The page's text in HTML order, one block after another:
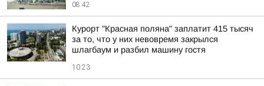
08:42
Курорт "Красная поляна" заплатит 415 тысяч
за то, что у них невовремя закрылся
шлагбаум и разбил машину гостя
10:23